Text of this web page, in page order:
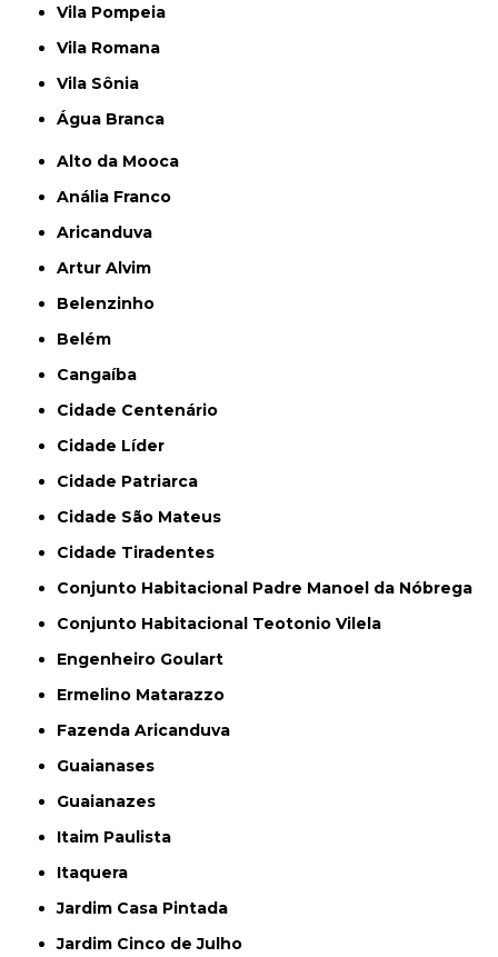
Vila Pompeia
Vila Romana
Vila Sônia
Água Branca
Alto da Mooca
Anália Franco
Aricanduva
Artur Alvim
Belenzinho
Belém
Cangaíba
Cidade Centenário
Cidade Líder
Cidade Patriarca
Cidade São Mateus
Cidade Tiradentes
Conjunto Habitacional Padre Manoel da Nóbrega
Conjunto Habitacional Teotonio Vilela
Engenheiro Goulart
Ermelino Matarazzo
Fazenda Aricanduva
Guaianases
Guaianazes
Itaim Paulista
Itaquera
Jardim Casa Pintada
Jardim Cinco de Julho